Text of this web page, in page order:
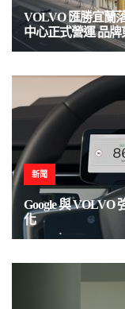
VOLVO 匯勝宜蘭
中心正式營運 品牌
新聞
Google 與 VOLVO
化